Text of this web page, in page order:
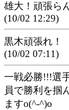
雄大！頑張ら
(10/02 12:29)
黒木頑張れ！
(10/02 07:11)
一戦必勝!!!選
員で勝利を掴
ますo(^-^)o